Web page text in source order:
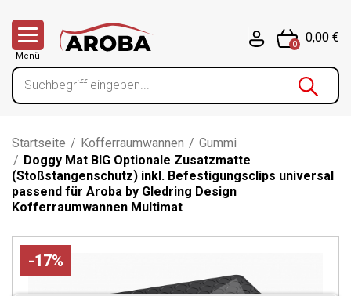
Menü
0
0,00 €
Startseite / Kofferraumwannen / Gummi
/ Doggy Mat BIG Optionale Zusatzmatte
(Stoßstangenschutz) inkl. Befestigungsclips universal
passend für Aroba by Gledring Design
Kofferraumwannen Multimat
-17%